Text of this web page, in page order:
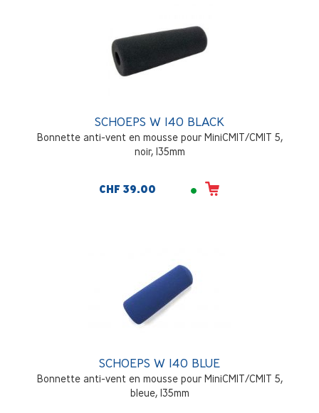
SCHOEPS W 140 BLACK
Bonnette anti-vent en mousse pour MiniCMIT/CMIT 5,
noir, 135mm
CHF 39.00
SCHOEPS W 140 BLUE
Bonnette anti-vent en mousse pour MiniCMIT/CMIT 5,
bleue, 135mm